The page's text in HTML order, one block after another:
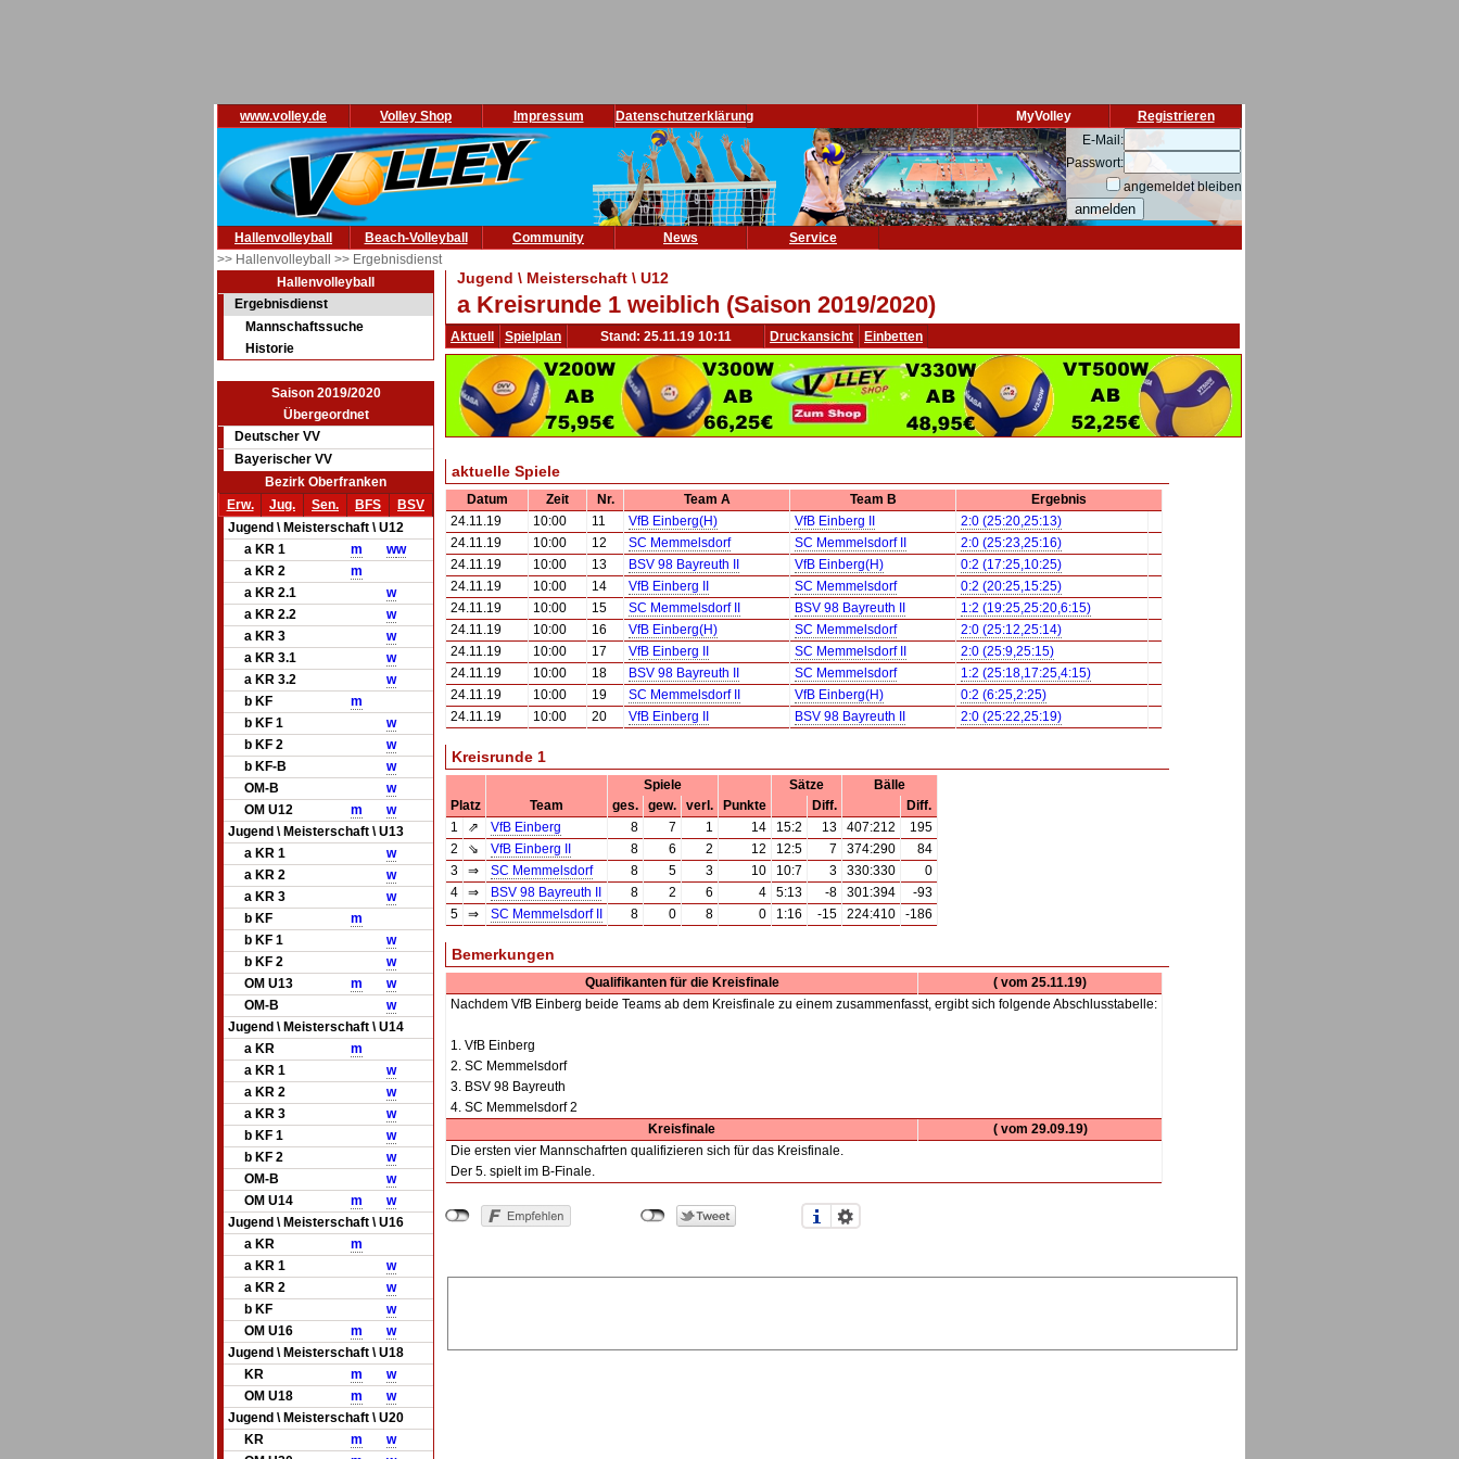
www.volley.de Volley Shop Impressum Datenschutzerklärung Registrieren
MyVolley
E-Mail:
Passwort:
angemeldet bleiben
Hallenvolleyball Beach-Volleyball Community News
Service
>> Hallenvolleyball >> Ergebnisdienst
Hallenvolleyball
Ergebnisdienst
Mannschaftssuche
Historie
Saison 2019/2020
Übergeordnet
Deutscher VV
Bayerischer VV
Bezirk Oberfranken
Erw.
Jug. Sen. BFS
BSV
Jugend \ Meisterschaft \ U12
a KR 1
m ww
a KR 2
m
a KR 2.1
w
a KR 2.2
w
a KR 3
w
a KR 3.1
w
a KR 3.2
w
b KF
m
b KF 1
w
b KF 2
w
b KF-B
w
OM-B
w
OM U12
m
w
Jugend \ Meisterschaft \ U13
a KR 1
w
a KR 2
w
a KR 3
w
b KF
m
b KF 1
w
b KF 2
w
OM U13
m
w
OM-B
w
Jugend \ Meisterschaft \ U14
a KR
m
a KR 1
w
a KR 2
w
a KR 3
w
b KF 1
w
b KF 2
w
OM-B
w
OM U14
m
w
Jugend \ Meisterschaft \ U16
a KR
m
a KR 1
w
a KR 2
w
b KF
w
OM U16
m
w
Jugend \ Meisterschaft \ U18
KR
m
w
OM U18
m
w
Jugend \ Meisterschaft \ U20
KR
m
w
Jugend \ Meisterschaft \ U12
a Kreisrunde 1 weiblich (Saison 2019/2020)
Aktuell Spielplan Stand: 25.11.19 10:11 Druckansicht Einbetten
aktuelle Spiele
Datum Zeit Nr. Team A Team B
Ergebnis
24.11.19
10:00 11 VfB Einberg(H) VfB Einberg II
2:0 (25:20,25:13)
24.11.19
10:00 12 SC Memmelsdorf SC Memmelsdorf II
2:0 (25:23,25:16)
24.11.19
10:00 13 BSV 98 Bayreuth II VfB Einberg(H)
0:2 (17:25,10:25)
24.11.19
10:00 14 VfB Einberg II SC Memmelsdorf
0:2 (20:25,15:25)
24.11.19
10:00 15 SC Memmelsdorf II BSV 98 Bayreuth II
1:2 (19:25,25:20,6:15)
24.11.19
10:00 16 VfB Einberg(H) SC Memmelsdorf
2:0 (25:12,25:14)
24.11.19
10:00 17 VfB Einberg II SC Memmelsdorf II
2:0 (25:9,25:15)
24.11.19
10:00 18 BSV 98 Bayreuth II SC Memmelsdorf
1:2 (25:18,17:25,4:15)
24.11.19
10:00 19 SC Memmelsdorf II VfB Einberg(H)
0:2 (6:25,2:25)
24.11.19
10:00 20 VfB Einberg II BSV 98 Bayreuth II 2:0 (25:22,25:19)
Kreisrunde 1
Spiele Sätze
Bälle
Platz
Team ges. gew. verl. Punkte Diff.
Diff.
1
⇗ VfB Einberg 8 7 1 14 15:2 13 407:212
195
2
⇘ VfB Einberg II 8 6 2 12 12:5 7 374:290
84
3
⇒ SC Memmelsdorf 8 5 3 10 10:7 3 330:330
0
4
⇒ BSV 98 Bayreuth II 8 2 6 4 5:13 -8 301:394
-93
5
⇒ SC Memmelsdorf II 8 0 8 0 1:16 -15 224:410 -186
Bemerkungen
Qualifikanten für die Kreisfinale
( vom 25.11.19)
Nachdem VfB Einberg beide Teams ab dem Kreisfinale zu einem zusammenfasst, ergibt sich folgende Abschlusstabelle:
1. VfB Einberg
2. SC Memmelsdorf
3. BSV 98 Bayreuth
4. SC Memmelsdorf 2
Kreisfinale
( vom 29.09.19)
Die ersten vier Mannschafrten qualifizieren sich für das Kreisfinale.
Der 5. spielt im B-Finale.